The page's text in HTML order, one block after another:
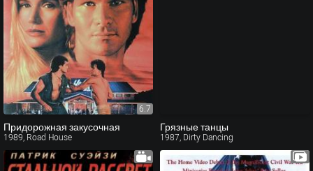
6.7
Придорожная закусочная
1989, Road House
Грязные танцы
1987, Dirty Dancing